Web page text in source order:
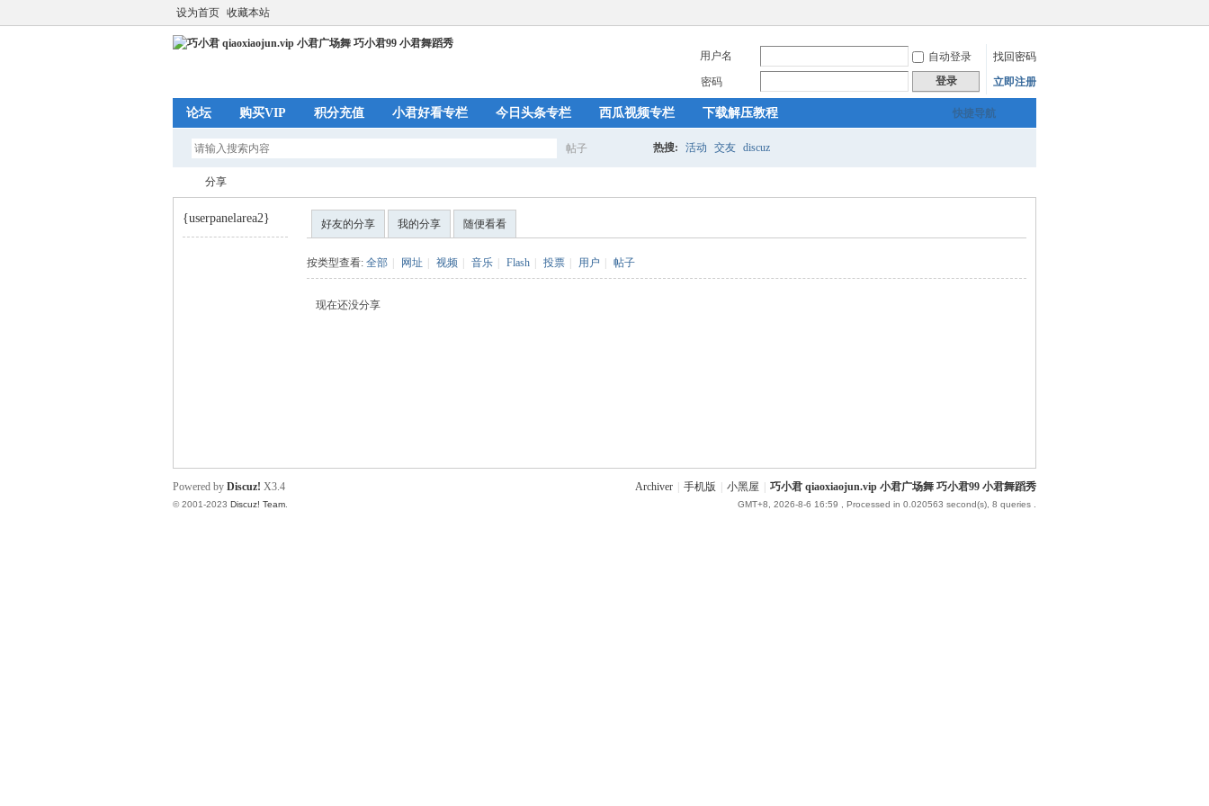
设为首页 收藏本站
用户名 自动登录
找回密码
密码
登录 立即注册
快捷导航
论坛 购买VIP 积分充值 小君好看专栏 今日头条专栏 西瓜视频专栏 下载解压教程
帖子 热搜: 活动 交友 discuz
分享
{userpanelarea2} 好友的分享 我的分享 随便看看
按类型查看: 全部 网址 视频 音乐 Flash 投票 用户 帖子
现在还没分享
Archiver 手机版 小黑屋 巧小君 qiaoxiaojun.vip 小君广场舞 巧小君99 小君舞蹈秀
GMT+8, 2026-8-6 16:59 , Processed in 0.020563 second(s), 8 queries .
Powered by Discuz! X3.4
© 2001-2023 Discuz! Team